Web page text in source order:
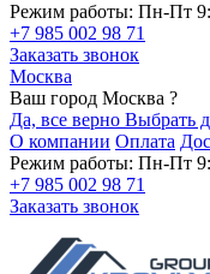
Режим работы: Пн-Пт
+7 985 002 98 71
Заказать звонок
Москва
Ваш город Москва ?
Да, все верно Выбрать
О компании Оплата
Режим работы: Пн-Пт
+7 985 002 98 71
Заказать звонок